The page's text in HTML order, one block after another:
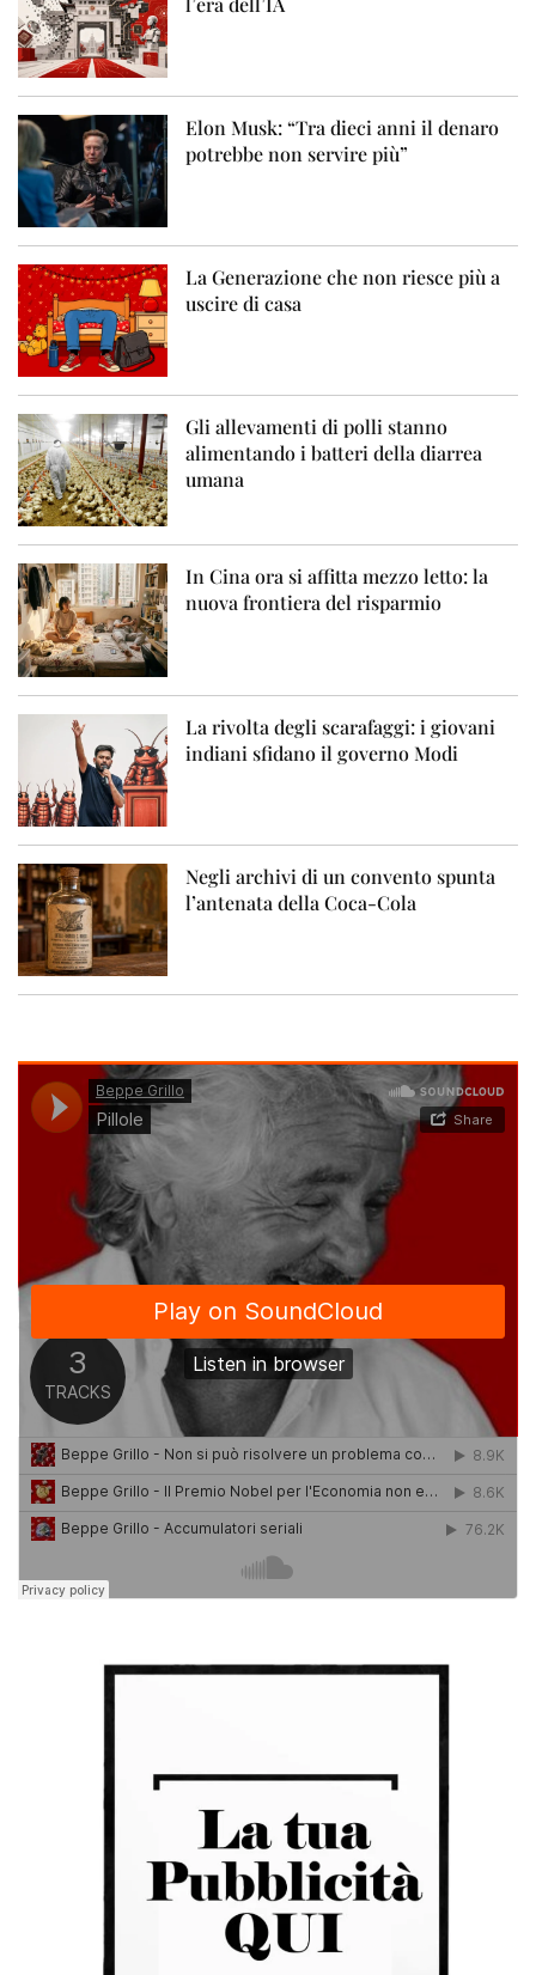
Elon Musk: “Tra dieci anni il denaro
potrebbe non servire più”
La Generazione che non riesce più a
uscire di casa
Gli allevamenti di polli stanno
alimentando i batteri della diarrea
umana
In Cina ora si affitta mezzo letto: la
nuova frontiera del risparmio
La rivolta degli scarafaggi: i giovani
indiani sfidano il governo Modi
Negli archivi di un convento spunta
l’antenata della Coca-Cola